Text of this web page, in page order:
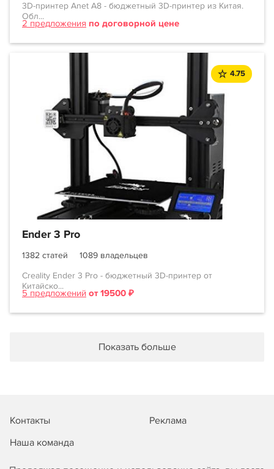
3D-принтер Anet A8 - бюджетный 3D-принтер из Китая.
Обл...
2 предложения по договорной цене
4.75
Ender 3 Pro
1382 статей
1089 владельцев
Creality Ender 3 Pro - бюджетный 3D-принтер от
Китайско...
5 предложений от 19500 ₽
Показать больше
Контакты
Реклама
Наша команда